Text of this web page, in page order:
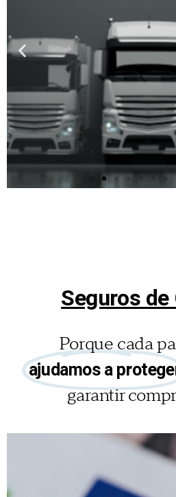
automóvel, seja
Seguros
Porque cada
ajudamos a
garantir